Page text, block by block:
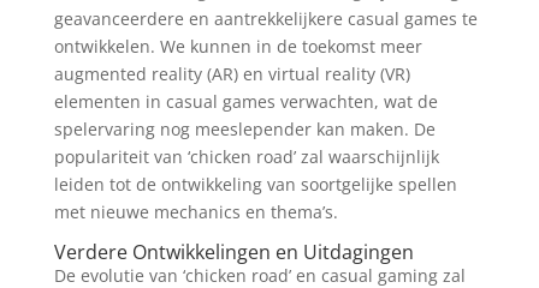
geavanceerdere en aantrekkelijkere casual games te
ontwikkelen. We kunnen in de toekomst meer
augmented reality (AR) en virtual reality (VR)
elementen in casual games verwachten, wat de
spelervaring nog meeslepender kan maken. De
populariteit van ‘chicken road’ zal waarschijnlijk
leiden tot de ontwikkeling van soortgelijke spellen
met nieuwe mechanics en thema’s.
Verdere Ontwikkelingen en Uitdagingen
De evolutie van ‘chicken road’ en casual gaming zal